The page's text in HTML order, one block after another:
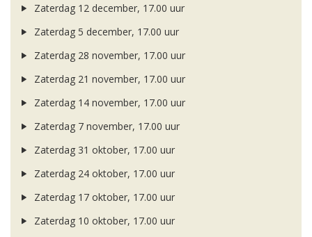
Zaterdag 12 december, 17.00 uur
Zaterdag 5 december, 17.00 uur
Zaterdag 28 november, 17.00 uur
Zaterdag 21 november, 17.00 uur
Zaterdag 14 november, 17.00 uur
Zaterdag 7 november, 17.00 uur
Zaterdag 31 oktober, 17.00 uur
Zaterdag 24 oktober, 17.00 uur
Zaterdag 17 oktober, 17.00 uur
Zaterdag 10 oktober, 17.00 uur